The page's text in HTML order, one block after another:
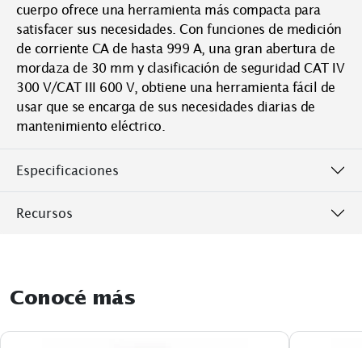
cuerpo ofrece una herramienta más compacta para
satisfacer sus necesidades. Con funciones de medición
de corriente CA de hasta 999 A, una gran abertura de
mordaza de 30 mm y clasificación de seguridad CAT IV
300 V/CAT III 600 V, obtiene una herramienta fácil de
usar que se encarga de sus necesidades diarias de
mantenimiento eléctrico.
Especificaciones
Recursos
Conocé más